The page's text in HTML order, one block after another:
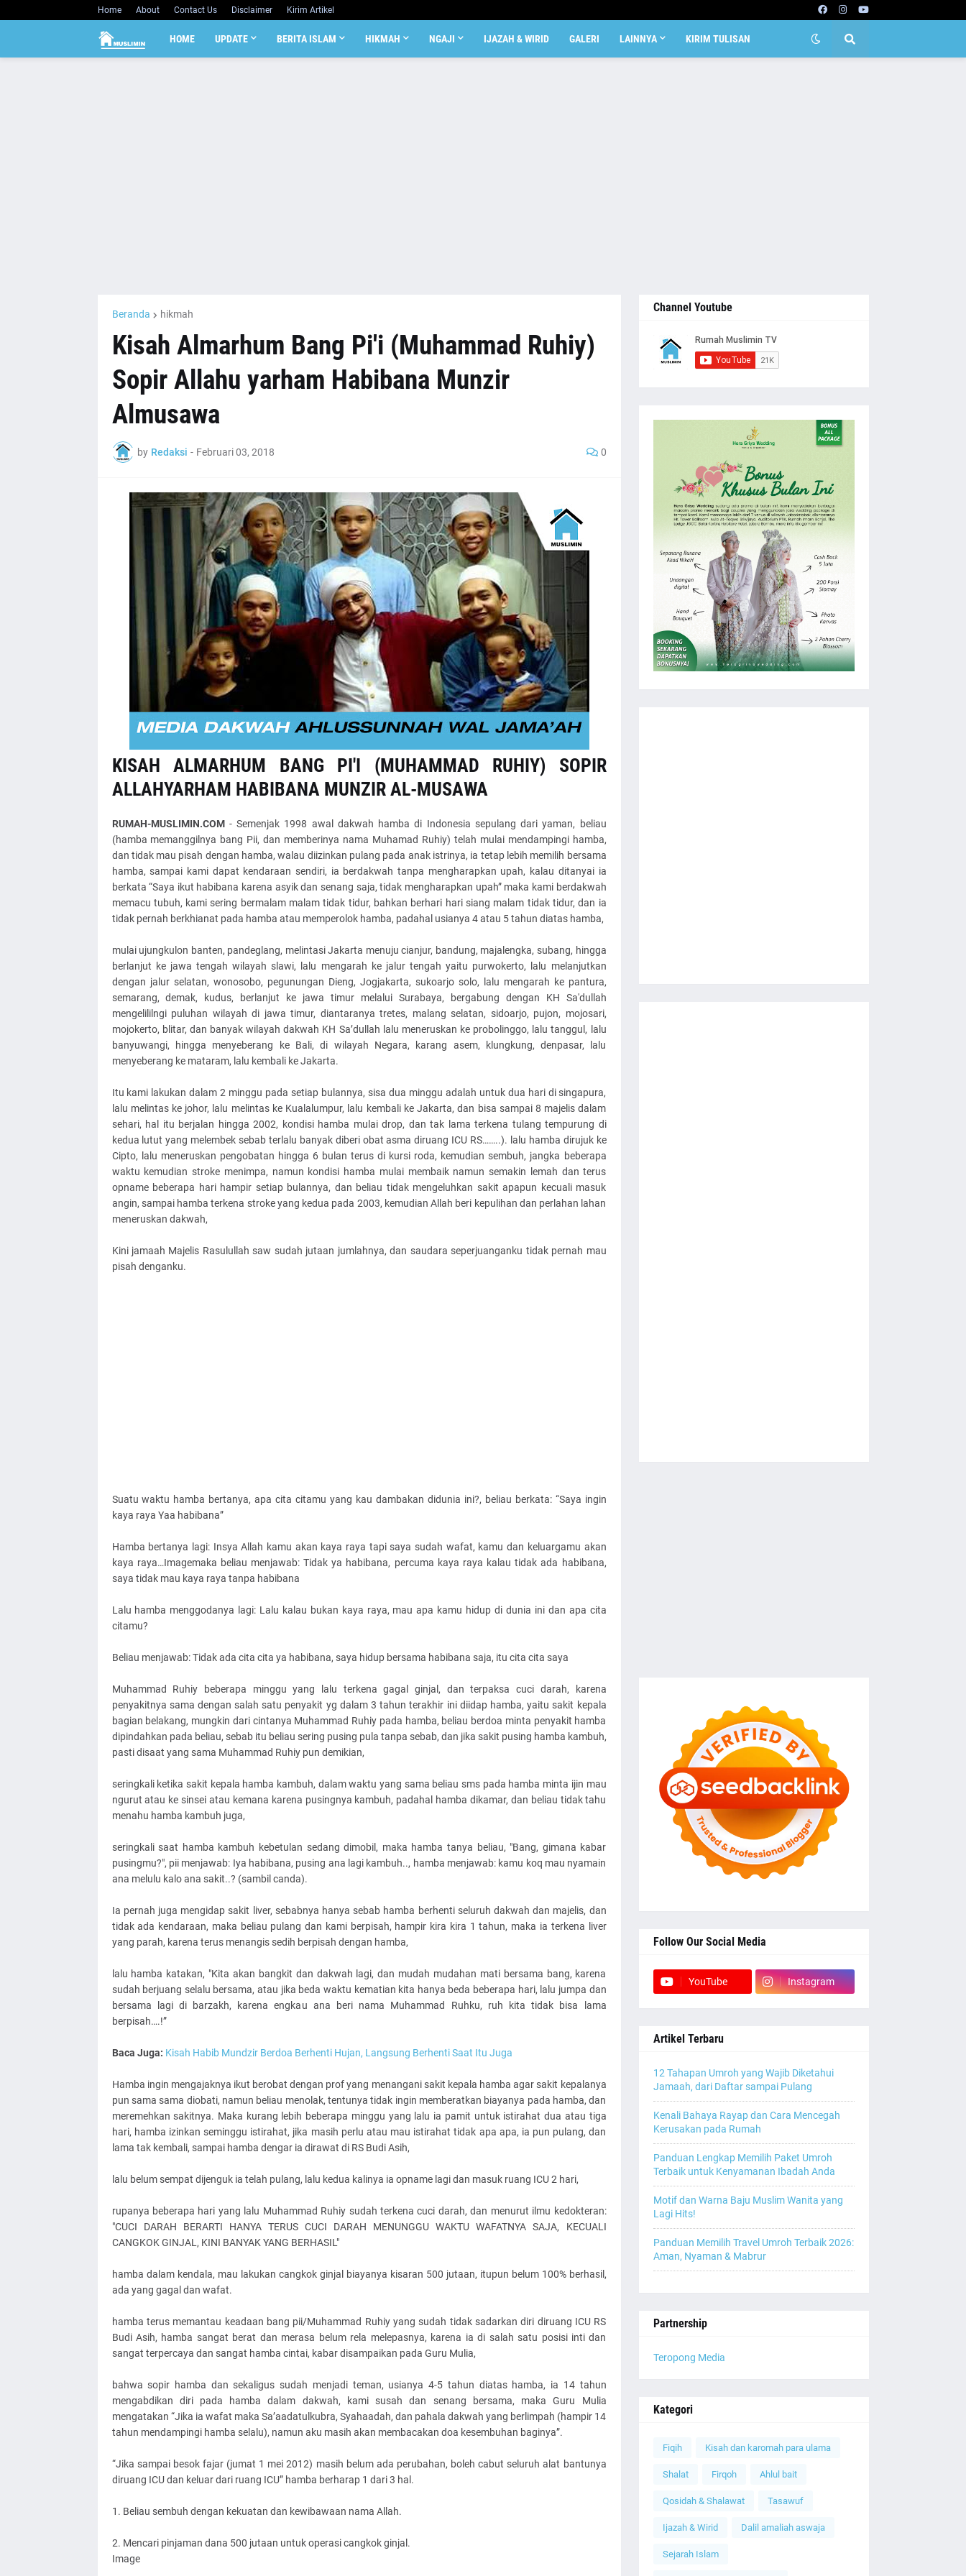
Home About Contact Us Disclaimer Kirim Artikel
HOME UPDATE BERITA ISLAM HIKMAH NGAJI IJAZAH & WIRID GALERI LAINNYA KIRIM TULISAN
Beranda hikmah
Kisah Almarhum Bang Pi'i (Muhammad Ruhiy)
Sopir Allahu yarham Habibana Munzir
Almusawa
by Redaksi - Februari 03, 2018 0
KISAH ALMARHUM BANG PI'I (MUHAMMAD RUHIY) SOPIR
ALLAHYARHAM HABIBANA MUNZIR AL-MUSAWA
RUMAH-MUSLIMIN.COM- Semenjak 1998 awal dakwah hamba di Indonesia sepulang dari yaman, beliau
(hamba memanggilnya bang Pii, dan memberinya nama Muhamad Ruhiy) telah mulai mendampingi hamba,
dan tidak mau pisah dengan hamba, walau diizinkan pulang pada anak istrinya, ia tetap lebih memilih bersama
hamba, sampai kami dapat kendaraan sendiri, ia berdakwah tanpa mengharapkan upah, kalau ditanyai ia
berkata “Saya ikut habibana karena asyik dan senang saja, tidak mengharapkan upah” maka kami berdakwah
memacu tubuh, kami sering bermalam malam tidak tidur, bahkan berhari hari siang malam tidak tidur, dan ia
tidak pernah berkhianat pada hamba atau memperolok hamba, padahal usianya 4 atau 5 tahun diatas hamba,
mulai ujungkulon banten, pandeglang, melintasi Jakarta menuju cianjur, bandung, majalengka, subang, hingga
berlanjut ke jawa tengah wilayah slawi, lalu mengarah ke jalur tengah yaitu purwokerto, lalu melanjutkan
dengan jalur selatan, wonosobo, pegunungan Dieng, Jogjakarta, sukoarjo solo, lalu mengarah ke pantura,
semarang, demak, kudus, berlanjut ke jawa timur melalui Surabaya, bergabung dengan KH Sa'dullah
mengelililngi puluhan wilayah di jawa timur, diantaranya tretes, malang selatan, sidoarjo, pujon, mojosari,
mojokerto, blitar, dan banyak wilayah dakwah KH Sa’dullah lalu meneruskan ke probolinggo, lalu tanggul, lalu
banyuwangi, hingga menyeberang ke Bali, di wilayah Negara, karang asem, klungkung, denpasar, lalu
menyeberang ke mataram, lalu kembali ke Jakarta.
Itu kami lakukan dalam 2 minggu pada setiap bulannya, sisa dua minggu adalah untuk dua hari di singapura,
lalu melintas ke johor, lalu melintas ke Kualalumpur, lalu kembali ke Jakarta, dan bisa sampai 8 majelis dalam
sehari, hal itu berjalan hingga 2002, kondisi hamba mulai drop, dan tak lama terkena tulang tempurung di
kedua lutut yang melembek sebab terlalu banyak diberi obat asma diruang ICU RS……..). lalu hamba dirujuk ke
Cipto, lalu meneruskan pengobatan hingga 6 bulan terus di kursi roda, kemudian sembuh, jangka beberapa
waktu kemudian stroke menimpa, namun kondisi hamba mulai membaik namun semakin lemah dan terus
opname beberapa hari hampir setiap bulannya, dan beliau tidak mengeluhkan sakit apapun kecuali masuk
angin, sampai hamba terkena stroke yang kedua pada 2003, kemudian Allah beri kepulihan dan perlahan lahan
meneruskan dakwah,
Kini jamaah Majelis Rasulullah saw sudah jutaan jumlahnya, dan saudara seperjuanganku tidak pernah mau
pisah denganku.
Suatu waktu hamba bertanya, apa cita citamu yang kau dambakan didunia ini?, beliau berkata: “Saya ingin
kaya raya Yaa habibana”
Hamba bertanya lagi: Insya Allah kamu akan kaya raya tapi saya sudah wafat, kamu dan keluargamu akan
kaya raya…Imagemaka beliau menjawab: Tidak ya habibana, percuma kaya raya kalau tidak ada habibana,
saya tidak mau kaya raya tanpa habibana
Lalu hamba menggodanya lagi: Lalu kalau bukan kaya raya, mau apa kamu hidup di dunia ini dan apa cita
citamu?
Beliau menjawab: Tidak ada cita cita ya habibana, saya hidup bersama habibana saja, itu cita cita saya
Muhammad Ruhiy beberapa minggu yang lalu terkena gagal ginjal, dan terpaksa cuci darah, karena
penyakitnya sama dengan salah satu penyakit yg dalam 3 tahun terakhir ini diidap hamba, yaitu sakit kepala
bagian belakang, mungkin dari cintanya Muhammad Ruhiy pada hamba, beliau berdoa minta penyakit hamba
dipindahkan pada beliau, sebab itu beliau sering pusing pula tanpa sebab, dan jika sakit pusing hamba kambuh,
pasti disaat yang sama Muhammad Ruhiy pun demikian,
seringkali ketika sakit kepala hamba kambuh, dalam waktu yang sama beliau sms pada hamba minta ijin mau
ngurut atau ke sinsei atau kemana karena pusingnya kambuh, padahal hamba dikamar, dan beliau tidak tahu
menahu hamba kambuh juga,
seringkali saat hamba kambuh kebetulan sedang dimobil, maka hamba tanya beliau, "Bang, gimana kabar
pusingmu?", pii menjawab: Iya habibana, pusing ana lagi kambuh.., hamba menjawab: kamu koq mau nyamain
ana melulu kalo ana sakit..? (sambil canda).
Ia pernah juga mengidap sakit liver, sebabnya hanya sebab hamba berhenti seluruh dakwah dan majelis, dan
tidak ada kendaraan, maka beliau pulang dan kami berpisah, hampir kira kira 1 tahun, maka ia terkena liver
yang parah, karena terus menangis sedih berpisah dengan hamba,
lalu hamba katakan, "Kita akan bangkit dan dakwah lagi, dan mudah mudahan mati bersama bang, karena
sudah berjuang selalu bersama, atau jika beda waktu kematian kita hanya beda beberapa hari, lalu jumpa dan
bersama lagi di barzakh, karena engkau ana beri nama Muhammad Ruhku, ruh kita tidak bisa lama
berpisah….!”
Baca Juga: Kisah Habib Mundzir Berdoa Berhenti Hujan, Langsung Berhenti Saat Itu Juga
Hamba ingin mengajaknya ikut berobat dengan prof yang menangani sakit kepala hamba agar sakit kepalanya
pun sama sama diobati, namun beliau menolak, tentunya tidak ingin memberatkan biayanya pada hamba, dan
meremehkan sakitnya. Maka kurang lebih beberapa minggu yang lalu ia pamit untuk istirahat dua atau tiga
hari, hamba izinkan seminggu istirahat, jika masih perlu atau mau istirahat tidak apa apa, ia pun pulang, dan
lama tak kembali, sampai hamba dengar ia dirawat di RS Budi Asih,
lalu belum sempat dijenguk ia telah pulang, lalu kedua kalinya ia opname lagi dan masuk ruang ICU 2 hari,
rupanya beberapa hari yang lalu Muhammad Ruhiy sudah terkena cuci darah, dan menurut ilmu kedokteran:
"CUCI DARAH BERARTI HANYA TERUS CUCI DARAH MENUNGGU WAKTU WAFATNYA SAJA, KECUALI
CANGKOK GINJAL, KINI BANYAK YANG BERHASIL"
hamba dalam kendala, mau lakukan cangkok ginjal biayanya kisaran 500 jutaan, itupun belum 100% berhasil,
ada yang gagal dan wafat.
hamba terus memantau keadaan bang pii/Muhammad Ruhiy yang sudah tidak sadarkan diri diruang ICU RS
Budi Asih, hamba sangat berat dan merasa belum rela melepasnya, karena ia di salah satu posisi inti dan
sangat terpercaya dan sangat hamba cintai, kabar disampaikan pada Guru Mulia,
bahwa sopir hamba dan sekaligus sudah menjadi teman, usianya 4-5 tahun diatas hamba, ia 14 tahun
mengabdikan diri pada hamba dalam dakwah, kami susah dan senang bersama, maka Guru Mulia
mengatakan “Jika ia wafat maka Sa’aadatulkubra, Syahaadah, dan pahala dakwah yang berlimpah (hampir 14
tahun mendampingi hamba selalu), namun aku masih akan membacakan doa kesembuhan baginya”.
“Jika sampai besok fajar (jumat 1 mei 2012) masih belum ada perubahan, boleh cabut seluruh alat bantunya
diruang ICU dan keluar dari ruang ICU” hamba berharap 1 dari 3 hal.
1. Beliau sembuh dengan kekuatan dan kewibawaan nama Allah.
2. Mencari pinjaman dana 500 jutaan untuk operasi cangkok ginjal.
Image
Channel Youtube
Follow Our Social Media
YouTube Instagram
Artikel Terbaru
12 Tahapan Umroh yang Wajib Diketahui
Jamaah, dari Daftar sampai Pulang
Kenali Bahaya Rayap dan Cara Mencegah
Kerusakan pada Rumah
Panduan Lengkap Memilih Paket Umroh
Terbaik untuk Kenyamanan Ibadah Anda
Motif dan Warna Baju Muslim Wanita yang
Lagi Hits!
Panduan Memilih Travel Umroh Terbaik 2026:
Aman, Nyaman & Mabrur
Partnership
Teropong Media
Kategori
Fiqih Kisah dan karomah para ulama
Shalat Firqoh Ahlul bait
Qosidah & Shalawat Tasawuf
Ijazah & Wirid Dalil amaliah aswaja
Sejarah Islam